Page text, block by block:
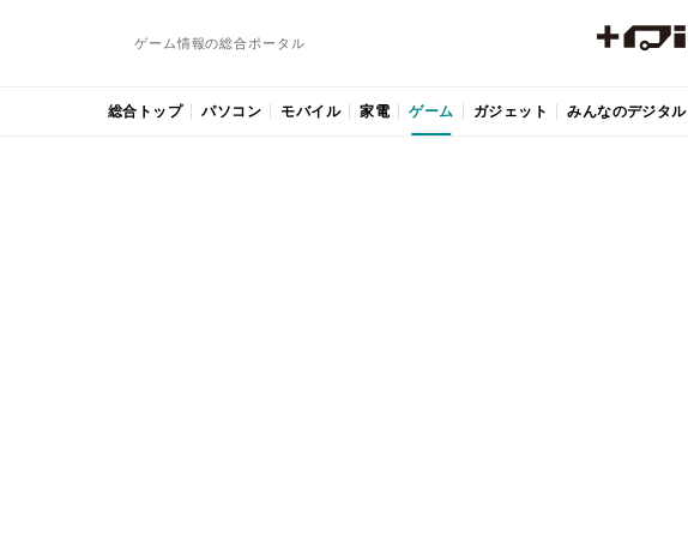
ゲーム情報の総合ポータル
総合トップ パソコン モバイル 家電 ゲーム ガジェット みんなのデジタル